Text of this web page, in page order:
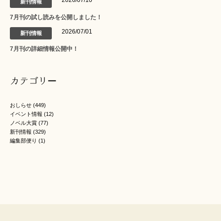
新刊情報
7月刊の試し読みを公開しました！
新刊情報 2026/07/01
7月刊の詳細情報公開中！
カテゴリー
おしらせ (449)
イベント情報 (12)
ノベル大賞 (77)
新刊情報 (329)
編集部便り (1)